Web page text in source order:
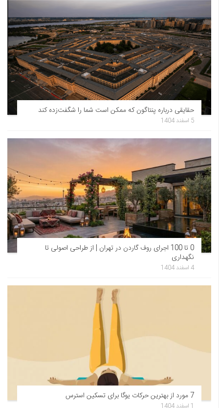
حقایقی درباره پنتاگون که ممکن است شما را شگفت‌زده کند
5 اسفند 1404
0 تا 100 اجرای روف گاردن در تهران | از طراحی اصولی تا
نگهداری
4 اسفند 1404
7 مورد از بهترین حرکات یوگا برای تسکین استرس
1 اسفند 1404